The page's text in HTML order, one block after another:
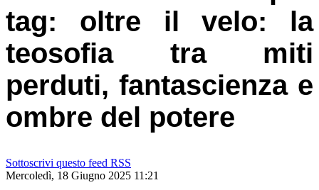
tag: oltre il velo: la
teosofia tra miti
perduti, fantascienza e
ombre del potere
Sottoscrivi questo feed RSS
Mercoledì, 18 Giugno 2025 11:21